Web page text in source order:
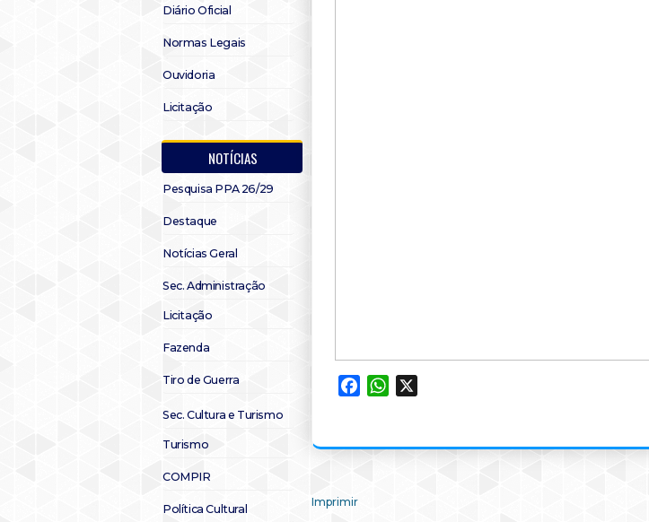
Diário Oficial
Normas Legais
Ouvidoria
Licitação
NOTÍCIAS
Pesquisa PPA 26/29
Destaque
Notícias Geral
Sec. Administração
Licitação
Fazenda
Tiro de Guerra
Sec. Cultura e Turismo
Turismo
COMPIR
Política Cultural
FacebookWhatsApp
Imprimir